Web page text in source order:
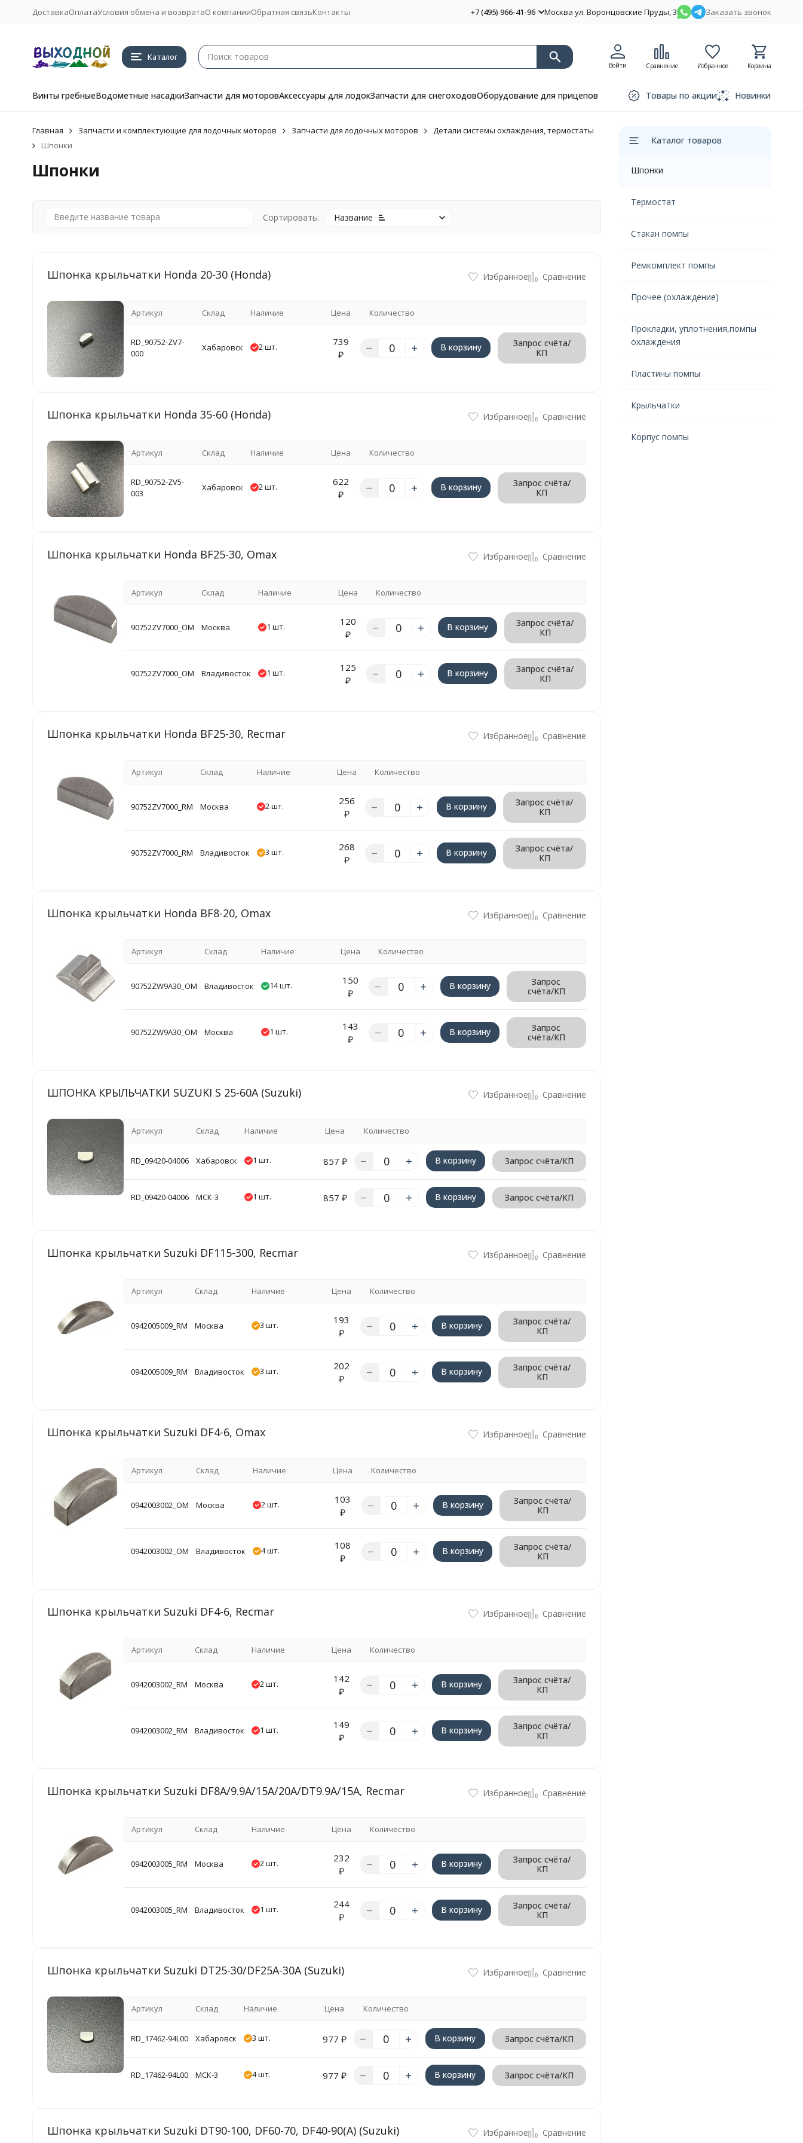
ДоставкаОплатаУсловия обмена и возвратаО компанииОбратная связьКонтакты +7 (495) 966-41-96 Москва ул. Воронцовские Пруды, 3 Заказать звонок
Каталог
Войти Сравнение Избранное Корзина
Винты гребныеВодометные насадкиЗапчасти для моторовАксессуары для лодокЗапчасти для снегоходовОборудование для прицепов Товары по акции Новинки
Главная Запчасти и комплектующие для лодочных моторов Запчасти для лодочных моторов
Детали системы охлаждения, термостаты
Шпонки
Шпонки
Сортировать: Название
Шпонка крыльчатки Honda 20-30 (Honda) Избранное Сравнение
Артикул Склад Наличие Цена Количество
RD_90752-ZV7-
000
Хабаровск 2 шт.
739
₽
В корзину
Запрос счёта/
КП
Шпонка крыльчатки Honda 35-60 (Honda) Избранное Сравнение
Артикул Склад Наличие Цена Количество
RD_90752-ZV5-
003
Хабаровск 2 шт.
622
₽
В корзину
Запрос счёта/
КП
Шпонка крыльчатки Honda BF25-30, Omax Избранное Сравнение
Артикул Склад Наличие Цена Количество
90752ZV7000_OM Москва 1 шт.
120
₽
В корзину
Запрос счёта/
КП
90752ZV7000_OM Владивосток 1 шт.
125
₽
В корзину
Запрос счёта/
КП
Шпонка крыльчатки Honda BF25-30, Recmar Избранное Сравнение
Артикул Склад Наличие Цена Количество
90752ZV7000_RM Москва 2 шт.
256
₽
В корзину
Запрос счёта/
КП
90752ZV7000_RM Владивосток 3 шт.
268
₽
В корзину
Запрос счёта/
КП
Шпонка крыльчатки Honda BF8-20, Omax Избранное Сравнение
Артикул Склад Наличие Цена Количество
90752ZW9A30_OM Владивосток 14 шт.
150
₽
В корзину
Запрос
счёта/КП
90752ZW9A30_OM Москва 1 шт.
143
₽
В корзину
Запрос
счёта/КП
ШПОНКА КРЫЛЬЧАТКИ SUZUKI S 25-60A (Suzuki) Избранное Сравнение
Артикул Склад Наличие Цена Количество
RD_09420-04006 Хабаровск 1 шт. 857 ₽ В корзину Запрос счёта/КП
RD_09420-04006 МСК-3 1 шт. 857 ₽ В корзину Запрос счёта/КП
Шпонка крыльчатки Suzuki DF115-300, Recmar Избранное Сравнение
Артикул Склад Наличие Цена Количество
0942005009_RM Москва 3 шт.
193
₽
В корзину
Запрос счёта/
КП
0942005009_RM Владивосток 3 шт.
202
₽
В корзину
Запрос счёта/
КП
Шпонка крыльчатки Suzuki DF4-6, Omax Избранное Сравнение
Артикул Склад Наличие Цена Количество
0942003002_OM Москва 2 шт.
103
₽
В корзину
Запрос счёта/
КП
0942003002_OM Владивосток 4 шт.
108
₽
В корзину
Запрос счёта/
КП
Шпонка крыльчатки Suzuki DF4-6, Recmar Избранное Сравнение
Артикул Склад Наличие Цена Количество
0942003002_RM Москва 2 шт.
142
₽
В корзину
Запрос счёта/
КП
0942003002_RM Владивосток 1 шт.
149
₽
В корзину
Запрос счёта/
КП
Шпонка крыльчатки Suzuki DF8A/9.9A/15A/20A/DT9.9A/15A, Recmar Избранное Сравнение
Артикул Склад Наличие Цена Количество
0942003005_RM Москва 2 шт.
232
₽
В корзину
Запрос счёта/
КП
0942003005_RM Владивосток 1 шт.
244
₽
В корзину
Запрос счёта/
КП
Шпонка крыльчатки Suzuki DT25-30/DF25A-30A (Suzuki) Избранное Сравнение
Артикул Склад Наличие Цена Количество
RD_17462-94L00 Хабаровск 3 шт. 977 ₽ В корзину Запрос счёта/КП
RD_17462-94L00 МСК-3 4 шт. 977 ₽ В корзину Запрос счёта/КП
Шпонка крыльчатки Suzuki DT90-100, DF60-70, DF40-90(A) (Suzuki) Избранное Сравнение
Каталог товаров
Шпонки
Термостат
Стакан помпы
Ремкомплект помпы
Прочее (охлаждение)
Прокладки, уплотнения,помпы
охлаждения
Пластины помпы
Крыльчатки
Корпус помпы